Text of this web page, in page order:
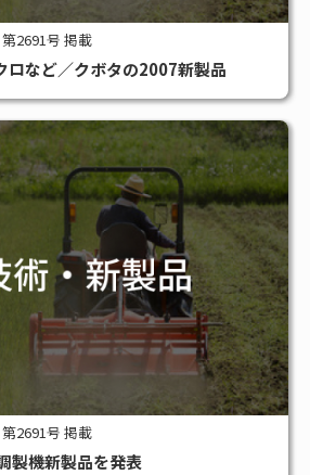
2691号 掲載
ロなど／クボタの2007新製品
2691号 掲載
製機新製品を発表